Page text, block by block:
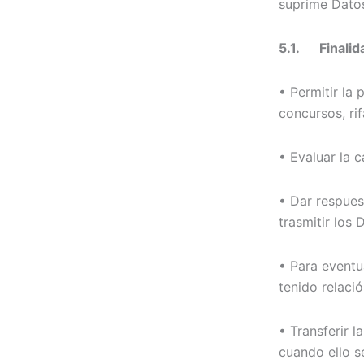
suprime
5.1.
• Permitir la
concursos,
• Evaluar la
• Dar
trasmitir los
• Para
tenido
• Transferir
cuando ello